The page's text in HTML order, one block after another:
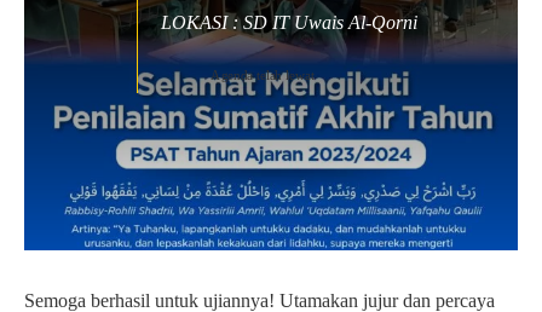
Hubungi Kami LOKASI : SD IT Uwais Al-Qorni
Agenda telah lewat
Semoga berhasil untuk ujiannya! Utamakan jujur dan percaya